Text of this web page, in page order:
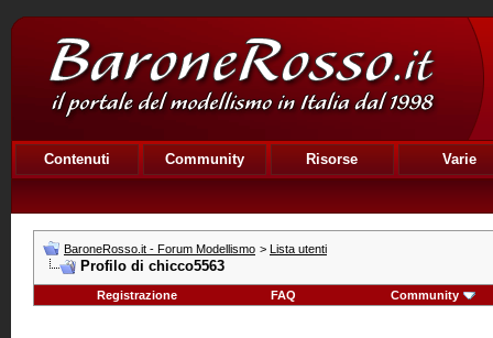
Contenuti Community Risorse Varie
BaroneRosso.it - Forum Modellismo > Lista utenti
Profilo di chicco5563
Registrazione FAQ Community